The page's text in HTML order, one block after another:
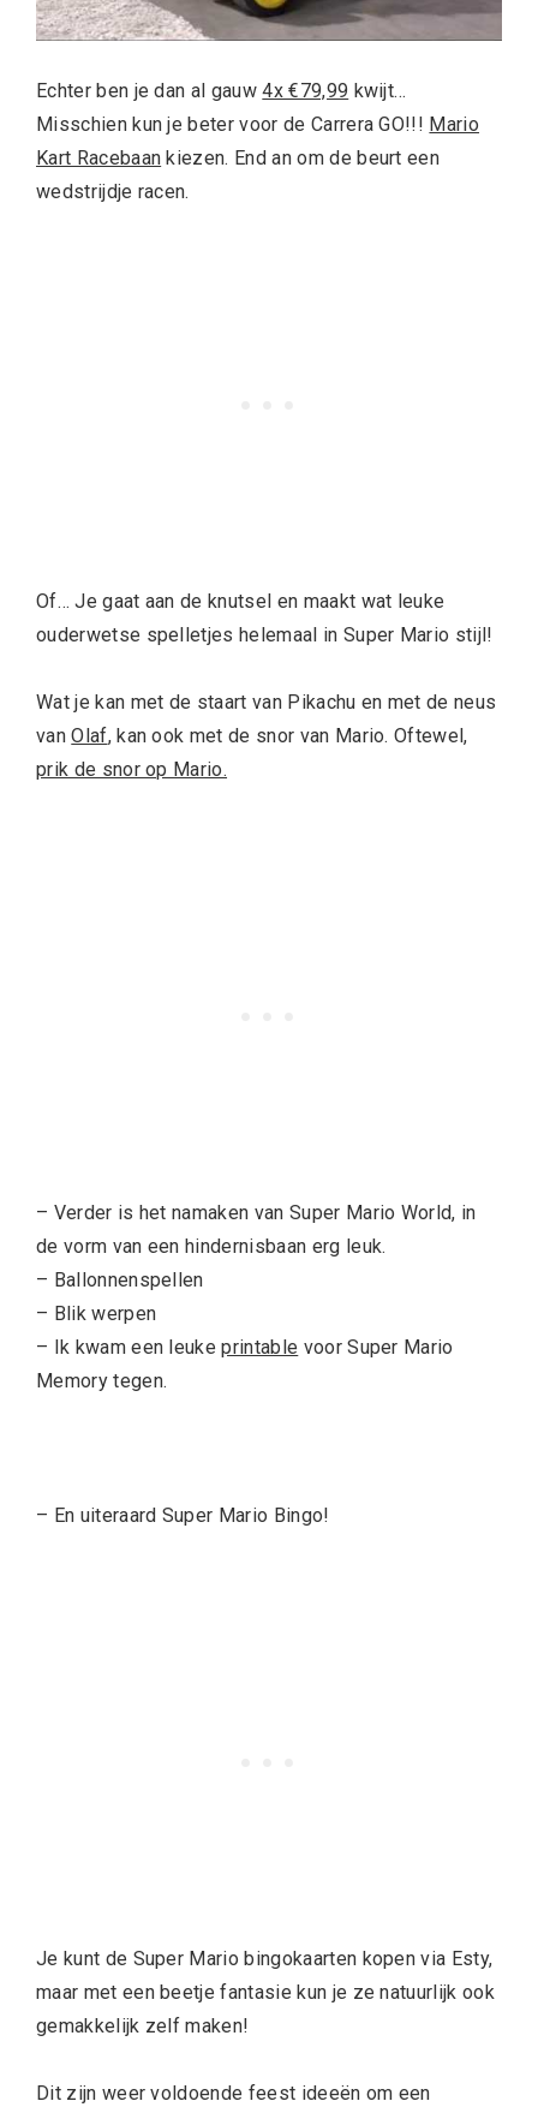
Echter ben je dan al gauw4x €79,99 kwijt…
Misschien kun je beter voor de Carrera GO!!! Mario
Kart Racebaan kiezen. End an om de beurt een
wedstrijdje racen.
Of… Je gaat aan de knutsel en maakt wat leuke
ouderwetse spelletjes helemaal in Super Mario stijl!
Wat je kan met de staart van Pikachu en met de neus
vanOlaf, kan ook met de snor van Mario. Oftewel,
prik de snor op Mario.
– Verder is het namaken van Super Mario World, in
de vorm van een hindernisbaan erg leuk.
– Ballonnenspellen
– Blik werpen
– Ik kwam een leukeprintable voor Super Mario
Memory tegen.
– En uiteraard Super Mario Bingo!
Je kunt de Super Mario bingokaarten kopen via Esty,
maar met een beetje fantasie kun je ze natuurlijk ook
gemakkelijk zelf maken!
Dit zijn weer voldoende feest ideeën om een